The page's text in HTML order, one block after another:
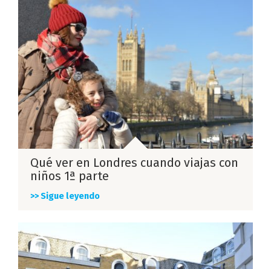
Qué ver en Londres cuando viajas con
niños 1ª parte
>> Sigue leyendo